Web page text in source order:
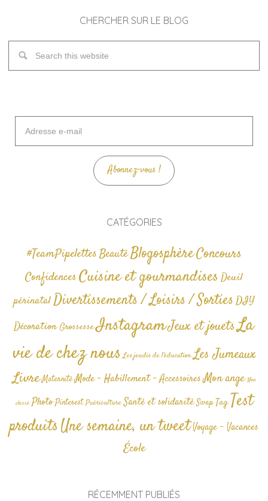
CHERCHER SUR LE BLOG
mail
Abonnez-vous !
CATÉGORIES
#TeamPipelettesBeautéBlogosphèreConcours
Confidences Cuisine et gourmandises Deuil
périnatalDivertissements / Loisirs / SortiesDIY
Décoration GrossesseInstagramJeux et jouetsLa
vie de chez nous Les jeudis de l'éducation Les Jumeaux
Livre Maternité Mode - Habillement - AccessoiresMon ange Non
classé Photo Pinterest Puériculture Santé et solidarité Swap TagTest
produitsUne semaine, un tweetVoyage - Vacances
École
RÉCEMMENT PUBLIÉS